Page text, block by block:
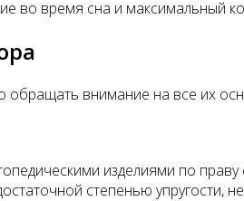
во время сна и максимальный
обращать внимание на все их
изделиями по
степенью упругости,